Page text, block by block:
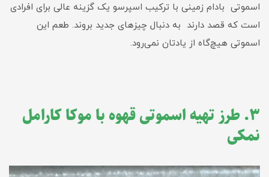
اسموتی بادام زمینی با ترکیب اسپرسو یک گزینه عالی برای افرادی
است که قصد دارند به دنبال چیزهای جدید بروند. طعم این
اسموتی هیچ‌گاه از یادتان نمی‌رود.
۳. طرز تهیه اسموتی قهوه با موکا کارامل
نمکی